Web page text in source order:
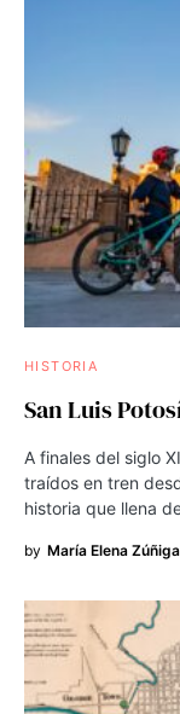
HISTORIA
San Luis
A finales del siglo
traídos en tren
historia que llena
by María Elena Zúñiga